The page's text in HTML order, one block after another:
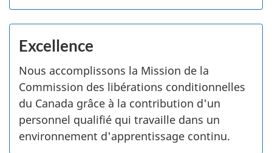
Excellence
Nous accomplissons la Mission de la
Commission des libérations conditionnelles
du Canada grâce à la contribution d'un
personnel qualifié qui travaille dans un
environnement d'apprentissage continu.